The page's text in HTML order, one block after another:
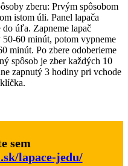
zberu: Prvým spôsobom
istom úli. Panel lapača
úľa. Zapneme lapač
50-60 minút, potom vypneme
minút. Po zbere odoberieme
spôsob je zber každých 10
zapnutý 3 hodiny pri vchode
sem
lapace-jedu/